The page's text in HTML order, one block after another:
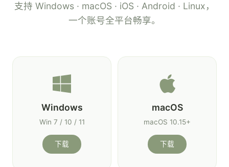
支持 Windows · macOS · iOS · Android · Linux，
一个账号全平台畅享。
Windows
Win 7 / 10 / 11
下载
macOS
macOS 10.15+
下载